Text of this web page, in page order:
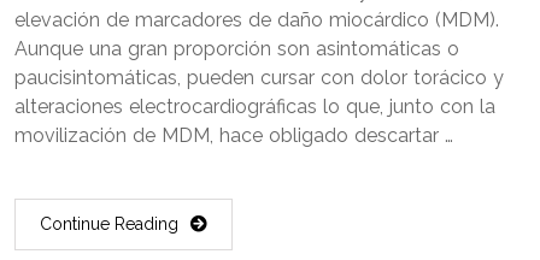
elevación de marcadores de daño miocárdico (MDM).
Aunque una gran proporción son asintomáticas o
paucisintomáticas, pueden cursar con dolor torácico y
alteraciones electrocardiográficas lo que, junto con la
movilización de MDM, hace obligado descartar …
Continue Reading